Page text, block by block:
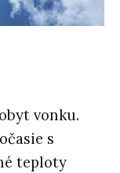
vonku.
s
teploty